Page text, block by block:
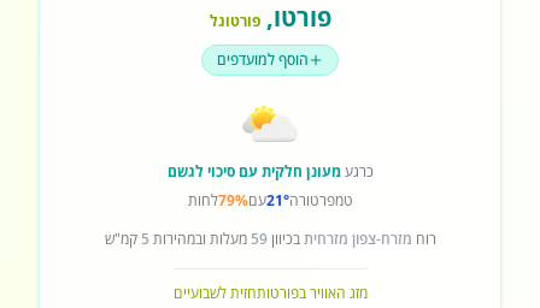
פורטו,פורטוגל
הוסף למועדפים
כרגעמעונן חלקית עם סיכוי לגשם
טמפרטורה21°עם79%לחות
רוח מזרח-צפון מזרחיתבכיוון59 מעלות ובמהירות 5 קמ"ש
מזג האוויר בפורטותחזית לשבועיים